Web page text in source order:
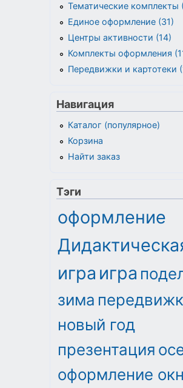
Тематические комплекты
Единое оформление (31)
Центры активности (14)
Комплекты оформления
Передвижки и картотеки
Навигация
Каталог (популярное)
Корзина
Найти заказ
Тэги
оформление
игра игра
зима
новый год
презентация
оформление